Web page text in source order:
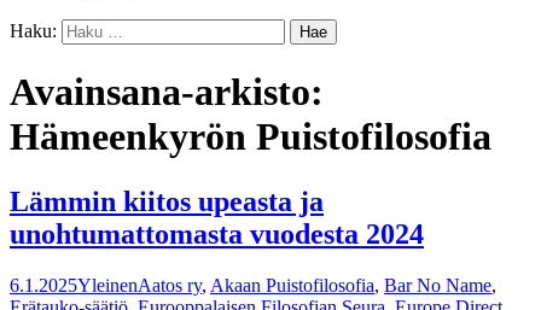
Haku:
Avainsana-arkisto:
Hämeenkyrön Puistofilosofia
Lämmin kiitos upeasta ja
unohtumattomasta vuodesta 2024
6.1.2025YleinenAatos ry, Akaan Puistofilosofia, Bar No Name,